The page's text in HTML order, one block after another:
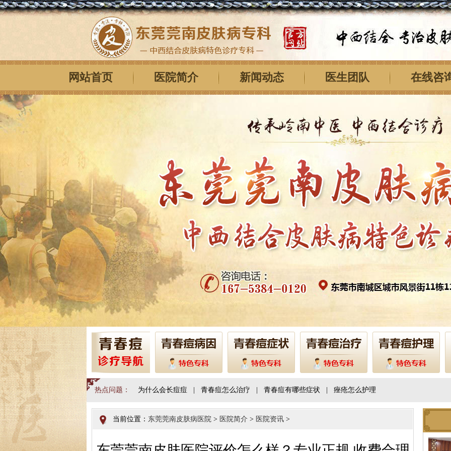
网站首页 医院简介 新闻动态 医生团队 在线咨
热点问题： 为什么会长痘痘 青春痘怎么治疗 青春痘有哪些症状 痤疮怎么护理
当前位置： 东莞莞南皮肤病医院 > 医院简介 > 医院资讯 >